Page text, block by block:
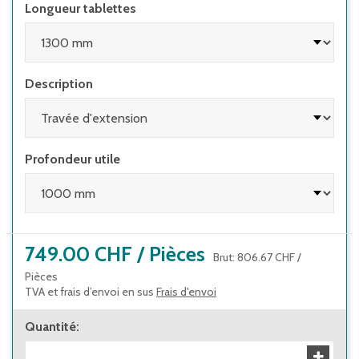
• lors de l'utilisation de rayonnages avec
éléments coulissants (par ex. tiroirs) et de
rayonnages avec échelles
Longueur tablettes
Description
Profondeur utile
749.00 CHF / Pièces Brut: 806.67 CHF/
Pièces
TVA et frais d’envoi en sus Frais d'envoi
Quantité: